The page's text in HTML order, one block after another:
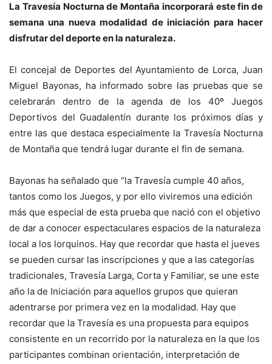
La Travesía Nocturna de Montaña incorporará este fin de
semana una nueva modalidad de iniciación para hacer
disfrutar del deporte en la naturaleza.
El concejal de Deportes del Ayuntamiento de Lorca, Juan
Miguel Bayonas, ha informado sobre las pruebas que se
celebrarán dentro de la agenda de los 40º Juegos
Deportivos del Guadalentín durante los próximos días y
entre las que destaca especialmente la Travesía Nocturna
de Montaña que tendrá lugar durante el fin de semana.
Bayonas ha señalado que “la Travesía cumple 40 años,
tantos como los Juegos, y por ello viviremos una edición
más que especial de esta prueba que nació con el objetivo
de dar a conocer espectaculares espacios de la naturaleza
local a los lorquinos. Hay que recordar que hasta el jueves
se pueden cursar las inscripciones y que a las categorías
tradicionales, Travesía Larga, Corta y Familiar, se une este
año la de Iniciación para aquellos grupos que quieran
adentrarse por primera vez en la modalidad. Hay que
recordar que la Travesía es una propuesta para equipos
consistente en un recorrido por la naturaleza en la que los
participantes combinan orientación, interpretación de